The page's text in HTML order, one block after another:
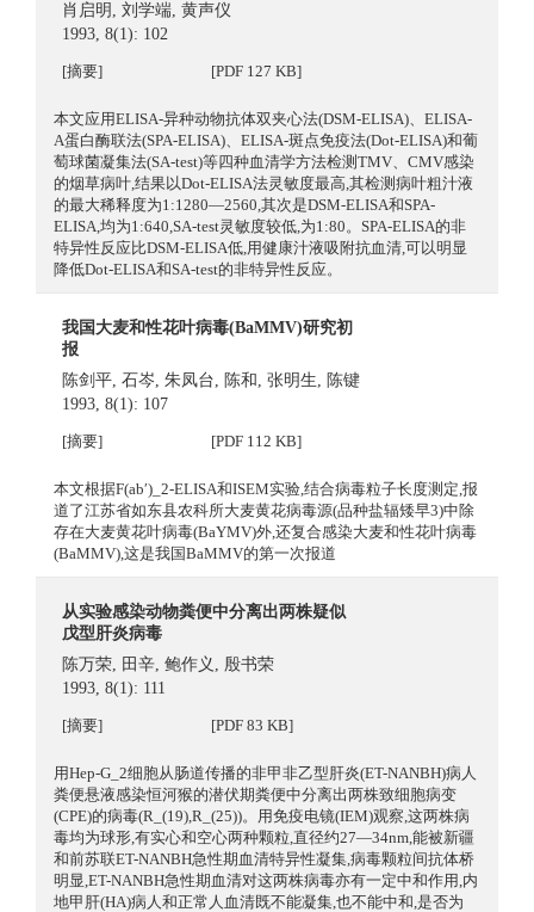
肖启明 ,刘学端,黄声仪
1993, 8(1): 102
[摘要] [PDF 127 KB]
本文应用ELISA-异种动物抗体双夹心法(DSM-ELISA)、ELISA-
A蛋白酶联法(SPA-ELISA)、ELISA-斑点免疫法(Dot-ELISA)和葡
萄球菌凝集法(SA-test)等四种血清学方法检测TMV、CMV感染
的烟草病叶,结果以Dot-ELISA法灵敏度最高,其检测病叶粗汁液
的最大稀释度为1:1280—2560,其次是DSM-ELISA和SPA-
ELISA,均为1:640,SA-test灵敏度较低,为1:80。SPA-ELISA的非
特异性反应比DSM-ELISA低,用健康汁液吸附抗血清,可以明显
降低Dot-ELISA和SA-test的非特异性反应。
我国大麦和性花叶病毒(BaMMV)研究初
报
陈剑平,石岑,朱凤台, 陈和 ,张明生, 陈键
1993, 8(1): 107
[摘要] [PDF 112 KB]
本文根据F(ab′)_2-ELISA和ISEM实验,结合病毒粒子长度测定,报
道了江苏省如东县农科所大麦黄花病毒源(品种盐辐矮早3)中除
存在大麦黄花叶病毒(BaYMV)外,还复合感染大麦和性花叶病毒
(BaMMV),这是我国BaMMV的第一次报道
从实验感染动物粪便中分离出两株疑似
戊型肝炎病毒
陈万荣, 田辛,鲍作义 , 殷书荣
1993, 8(1): 111
[摘要] [PDF 83 KB]
用Hep-G_2细胞从肠道传播的非甲非乙型肝炎(ET-NANBH)病人
粪便悬液感染恒河猴的潜伏期粪便中分离出两株致细胞病变
(CPE)的病毒(R_(19),R_(25))。用免疫电镜(IEM)观察,这两株病
毒均为球形,有实心和空心两种颗粒,直径约27—34nm,能被新疆
和前苏联ET-NANBH急性期血清特异性凝集,病毒颗粒间抗体桥
明显,ET-NANBH急性期血清对这两株病毒亦有一定中和作用,内
地甲肝(HA)病人和正常人血清既不能凝集,也不能中和,是否为